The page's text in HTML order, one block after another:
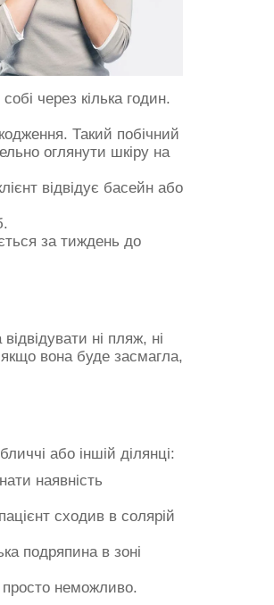
через кілька годин.
Такий побічний
оглянути шкіру на
відвідує басейн або
за тиждень до
ні пляж, ні
якщо вона буде засмагла,
або іншій ділянці:
наявність
сходив в солярій
подряпина в зоні
просто неможливо.